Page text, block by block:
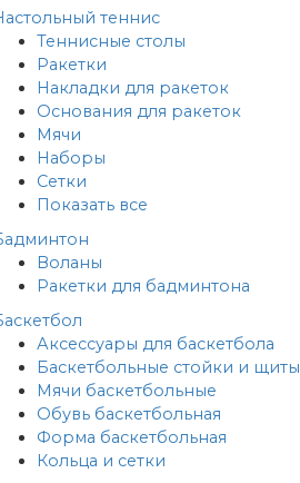
теннис
Теннисные столы
Ракетки
Накладки для ракеток
Основания для ракеток
Мячи
Наборы
Сетки
Показать все
Воланы
Ракетки для бадминтона
Аксессуары для баскетбола
Баскетбольные стойки и щиты
Мячи баскетбольные
Обувь баскетбольная
Форма баскетбольная
Кольца и сетки